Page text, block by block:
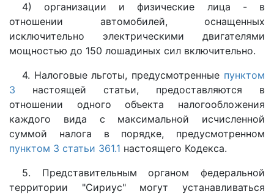
4) организации и физические лица - в
отношении автомобилей, оснащенных
исключительно электрическими двигателями
мощностью до 150 лошадиных сил включительно.
4. Налоговые льготы, предусмотренные пунктом
3 настоящей статьи, предоставляются в
отношении одного объекта налогообложения
каждого вида с максимальной исчисленной
суммой налога в порядке, предусмотренном
пунктом 3 статьи 361.1 настоящего Кодекса.
5. Представительным органом федеральной
территории "Сириус" могут устанавливаться